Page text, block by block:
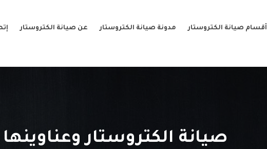
أقسام صيانة الكتروستار مدونة صيانة الكتروستار عن صيانة الكتروستار
صيانة الكتروستار وعناوينها